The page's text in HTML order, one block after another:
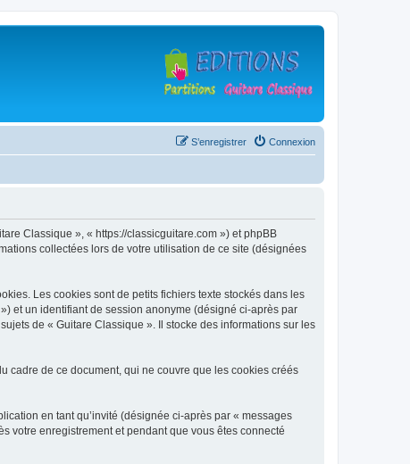
Connexion
S’enregistrer
Classique », « https://classicguitare.com ») et phpBB
collectées lors de votre utilisation de ce site (désignées
Les cookies sont de petits fichiers texte stockés dans les
et un identifiant de session anonyme (désigné ci-après par
de « Guitare Classique ». Il stocke des informations sur les
cadre de ce document, qui ne couvre que les cookies créés
en tant qu’invité (désignée ci-après par « messages
votre enregistrement et pendant que vous êtes connecté